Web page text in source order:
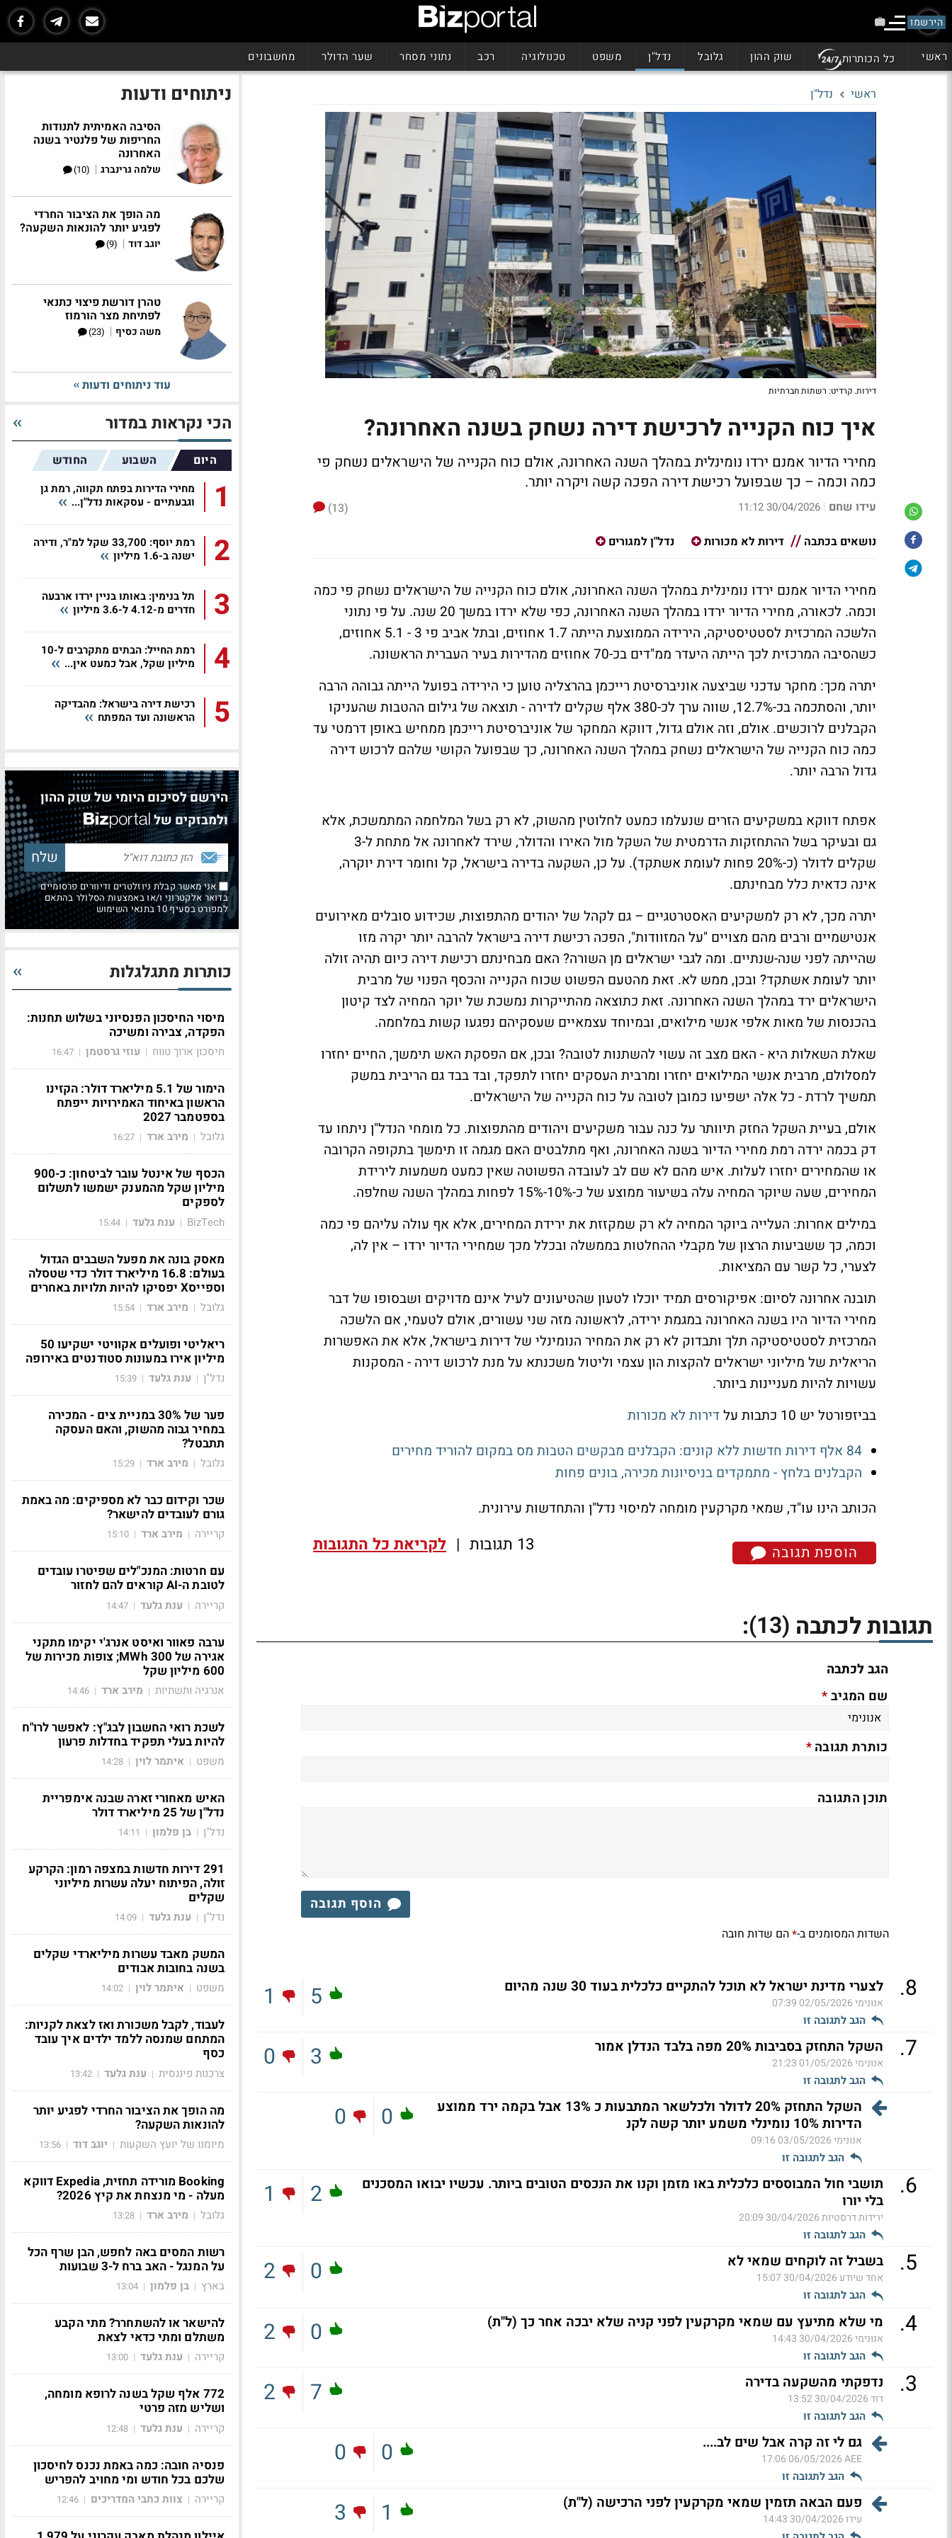
הירשמו
ראשי כל הכותרות שוק ההון גלובל נדל"ן משפט טכנולוגיה רכב נתוני מסחר שער הדולר מחשבונים
ראשי נדל"ן
דירות. קרדיט: רשתות חברתיות
איך כוח הקנייה לרכישת דירה נשחק בשנה האחרונה?
מחירי הדיור אמנם ירדו נומינלית במהלך השנה האחרונה, אולם כוח הקנייה של הישראלים נשחק פי
כמה וכמה – כך שבפועל רכישת דירה הפכה קשה ויקרה יותר.
עידו שחם |
30/04/2026 11:12
(13)
נושאים בכתבה
דירות לא מכורות נדל"ן למגורים
מחירי הדיור אמנם ירדו נומינלית במהלך השנה האחרונה, אולם כוח הקנייה של הישראלים נשחק פי כמה
וכמה. לכאורה, מחירי הדיור ירדו במהלך השנה האחרונה, כפי שלא ירדו במשך 20 שנה. על פי נתוני
הלשכה המרכזית לסטטיסטיקה, הירידה הממוצעת הייתה 1.7 אחוזים, ובתל אביב פי 3 - 5.1 אחוזים,
כשהסיבה המרכזית לכך הייתה היעדר ממ"דים בכ-70 אחוזים מהדירות בעיר העברית הראשונה.
יתרה מכך: מחקר עדכני שביצעה אוניברסיטת רייכמן בהרצליה טוען כי הירידה בפועל הייתה גבוהה הרבה
יותר, והסתכמה בכ-12.7%, שווה ערך לכ-380 אלף שקלים לדירה - תוצאה של גילום ההטבות שהעניקו
הקבלנים לרוכשים. אולם, וזה אולם גדול, דווקא המחקר של אוניברסיטת רייכמן ממחיש באופן דרמטי עד
כמה כוח הקנייה של הישראלים נשחק במהלך השנה האחרונה, כך שבפועל הקושי שלהם לרכוש דירה
גדול הרבה יותר.
אפתח דווקא במשקיעים הזרים שנעלמו כמעט לחלוטין מהשוק, לא רק בשל המלחמה המתמשכת, אלא
גם ובעיקר בשל ההתחזקות הדרמטית של השקל מול האירו והדולר, שירד לאחרונה אל מתחת ל-3
שקלים לדולר (כ-20% פחות לעומת אשתקד). על כן, השקעה בדירה בישראל, קל וחומר דירת יוקרה,
אינה כדאית כלל מבחינתם.
יתרה מכך, לא רק למשקיעים האסטרטגיים – גם לקהל של יהודים מהתפוצות, שכידוע סובלים מאירועים
אנטישמיים ורבים מהם מצויים "על המזוודות", הפכה רכישת דירה בישראל להרבה יותר יקרה מזו
שהייתה לפני שנה-שנתיים. ומה לגבי ישראלים מן השורה? האם מבחינתם רכישת דירה כיום תהיה זולה
יותר לעומת אשתקד? ובכן, ממש לא. זאת מהטעם הפשוט שכוח הקנייה והכסף הפנוי של מרבית
הישראלים ירד במהלך השנה האחרונה. זאת כתוצאה מהתייקרות נמשכת של יוקר המחיה לצד קיטון
בהכנסות של מאות אלפי אנשי מילואים, ובמיוחד עצמאיים שעסקיהם נפגעו קשות במלחמה.
שאלת השאלות היא - האם מצב זה עשוי להשתנות לטובה? ובכן, אם הפסקת האש תימשך, החיים יחזרו
למסלולם, מרבית אנשי המילואים יחזרו ומרבית העסקים יחזרו לתפקד, ובד בבד גם הריבית במשק
תמשיך לרדת - כל אלה ישפיעו כמובן לטובה על כוח הקנייה של הישראלים.
אולם, בעיית השקל החזק תיוותר על כנה עבור משקיעים ויהודים מהתפוצות. כל מומחי הנדל"ן ניתחו עד
דק בכמה ירדה רמת מחירי הדיור בשנה האחרונה, ואף מתלבטים האם מגמה זו תימשך בתקופה הקרובה
או שהמחירים יחזרו לעלות. איש מהם לא שם לב לעובדה הפשוטה שאין כמעט משמעות לירידת
המחירים, שעה שיוקר המחיה עלה בשיעור ממוצע של כ-10%-15% לפחות במהלך השנה שחלפה.
במילים אחרות: העלייה ביוקר המחיה לא רק שמקזזת את ירידת המחירים, אלא אף עולה עליהם פי כמה
וכמה, כך ששביעות הרצון של מקבלי ההחלטות בממשלה ובכלל מכך שמחירי הדיור ירדו – אין לה,
לצערי, כל קשר עם המציאות.
תובנה אחרונה לסיום: אפיקורסים תמיד יוכלו לטעון שהטיעונים לעיל אינם מדויקים ושבסופו של דבר
מחירי הדיור היו בשנה האחרונה במגמת ירידה, לראשונה מזה שני עשורים, אולם לטעמי, אם הלשכה
המרכזית לסטטיסטיקה תלך ותבדוק לא רק את המחיר הנומינלי של דירות בישראל, אלא את האפשרות
הריאלית של מיליוני ישראלים להקצות הון עצמי וליטול משכנתא על מנת לרכוש דירה - המסקנות
עשויות להיות מעניינות ביותר.
בביזפורטל יש 10 כתבות על
דירות לא מכורות
84 אלף דירות חדשות ללא קונים: הקבלנים מבקשים הטבות מס במקום להוריד מחירים
הקבלנים בלחץ - מתמקדים בניסיונות מכירה, בונים פחות
הכותב הינו עו"ד, שמאי מקרקעין מומחה למיסוי נדל"ן והתחדשות עירונית.
הוספת תגובה 13 תגובות | לקריאת כל התגובות
תגובות לכתבה (13)
:
הגב לכתבה
שם המגיב*
כותרת תגובה*
תוכן התגובה
הוסף תגובה
השדות המסומנים ב-*הם שדות חובה
8
. לצערי מדינת ישראל לא תוכל להתקיים כלכלית בעוד 30 שנה מהיום
אנונימי02/05/2026 07:39
הגב לתגובה זו
5
1
7
. השקל התחזק בסביבות 20% מפה בלבד הנדלן אמור
אנונימי01/05/2026 21:23
הגב לתגובה זו
3
0
השקל התחזק 20% לדולר ולכלשאר המתבעות כ 13% אבל בקמה ירד ממוצע
הדירות 10% נומינלי משמע יותר קשה לקנ
אנונימי03/05/2026 09:16
הגב לתגובה זו
0
0
6
.
תושבי חול המבוססים כלכלית באו מזמן וקנו את הנכסים הטובים ביותר. עכשיו יבואו המסכנים
בלי יורו
ירידות דרסטיות30/04/2026 20:09
הגב לתגובה זו
2
1
5
. בשביל זה לוקחים שמאי לא
אחד שיודע30/04/2026 15:07
הגב לתגובה זו
0
2
4
. מי שלא מתיעץ עם שמאי מקרקעין לפני קניה שלא יבכה אחר כך (ל"ת)
אנונימי30/04/2026 14:43
הגב לתגובה זו
0
2
3
. נדפקתי מהשקעה בדירה
דוד30/04/2026 13:52
הגב לתגובה זו
7
2
גם לי זה קרה אבל שים לב....
AEE
06/05/2026 17:06
הגב לתגובה זו
0
0
פעם הבאה תזמין שמאי מקרקעין לפני הרכישה (ל"ת)
עידו30/04/2026 14:43
1
3
ניתוחים ודעות
הסיבה האמיתית לתנודות
החריפות של פלנטיר בשנה
האחרונה
שלמה גרינברג |
(10)
מה הופך את הציבור החרדי
לפגיע יותר להונאות השקעה?
יוגב דוד |
(9)
טהרן דורשת פיצוי כתנאי
לפתיחת מצר הורמוז
משה כסיף |
(23)
עוד ניתוחים ודעות
הכי נקראות במדור
היום השבוע החודש
1
מחירי הדירות בפתח תקווה, רמת גן
וגבעתיים - עסקאות נדל"ן...
2
רמת יוסף: 33,700 שקל למ"ר, ודירה
ישנה ב-1.6 מיליון
3
תל בנימין: באותו בניין ירדו ארבעה
חדרים מ-4.12 ל-3.6 מיליון
4
רמת החייל: הבתים מתקרבים ל-10
מיליון שקל, אבל כמעט אין...
5
רכישת דירה בישראל: מהבדיקה
הראשונה ועד המפתח
הירשם לסיכום היומי של שוק ההון
ולמבזקים של
אני מאשר קבלת ניוזלטרים ודיוורים פרסומיים
בדואר אלקטרוני ו/או באמצעות הסלולר בהתאם
למפורט בסעיף 10 בתנאי השימוש
כותרות מתגלגלות
מיסוי החיסכון הפנסיוני בשלוש תחנות:
הפקדה, צבירה ומשיכה
חיסכון ארוך טווח | עוזי גרסטמן |
16:47
הימור של 5.1 מיליארד דולר: הקזינו
הראשון באיחוד האמירויות ייפתח
בספטמבר 2027
גלובל | מירב ארד |
16:27
הכסף של אינטל עובר לביטחון: כ-900
מיליון שקל מהמענק ישמשו לתשלום
לספקים
BizTech
| ענת גלעד |
15:44
מאסק בונה את מפעל השבבים הגדול
בעולם: 16.8 מיליארד דולר כדי שטסלה
וספייסX יפסיקו להיות תלויות באחרים
גלובל | מירב ארד |
15:54
ריאליטי ופועלים אקוויטי ישקיעו 50
מיליון אירו במעונות סטודנטים באירופה
נדל"ן | ענת גלעד |
15:39
פער של 30% במניית צים - המכירה
במחיר גבוה מהשוק, והאם העסקה
תתבטל?
גלובל | מירב ארד |
15:29
שכר וקידום כבר לא מספיקים: מה באמת
גורם לעובדים להישאר?
קריירה | מירב ארד |
15:10
עם חרטות: המנכ"לים שפיטרו עובדים
לטובת ה-AI קוראים להם לחזור
קריירה | ענת גלעד |
14:47
ערבה פאוור ואיסט אנרג'י יקימו מתקני
אגירה של 300 MWh; צופות מכירות של
600 מיליון שקל
אנרגיה ותשתיות | מירב ארד |
14:46
לשכת רואי החשבון לבג"ץ: לאפשר לרו"ח
להיות בעלי תפקיד בחדלות פרעון
משפט | איתמר לוין |
14:28
האיש מאחורי זארה שבנה אימפריית
נדל"ן של 25 מיליארד דולר
נדל"ן | בן פלמון |
14:11
291 דירות חדשות במצפה רמון: הקרקע
זולה, הפיתוח יעלה עשרות מיליוני
שקלים
נדל"ן | ענת גלעד |
14:09
המשק מאבד עשרות מיליארדי שקלים
בשנה בחובות אבודים
משפט | איתמר לוין |
14:02
לעבוד, לקבל משכורת ואז לצאת לקניות:
המתחם שמנסה ללמד ילדים איך עובד
כסף
צרכנות פיננסית | ענת גלעד |
13:42
מה הופך את הציבור החרדי לפגיע יותר
להונאות השקעה?
מיומנו של יועץ השקעות | יוגב דוד |
13:56
Booking מורידה תחזית, Expedia דווקא
מעלה - מי מנצחת את קיץ 2026?
גלובל | מירב ארד |
13:28
רשות המסים באה לחפש, הבן שרף הכל
על המנגל - האב ברח ל-3 שבועות
בארץ | בן פלמון |
13:04
להישאר או להשתחרר? מתי הקבע
משתלם ומתי כדאי לצאת
קריירה | ענת גלעד |
13:00
772 אלף שקל בשנה לרופא מומחה,
ושליש מזה פרטי
קריירה | ענת גלעד |
12:48
פנסיה חובה: כמה באמת נכנס לחיסכון
שלכם בכל חודש ומי מחויב להפריש
קריירה | צוות כתבי המדריכים |
12:46